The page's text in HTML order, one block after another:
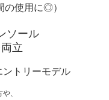
の使用に◎）
ソール
立
ントリーモデル
、